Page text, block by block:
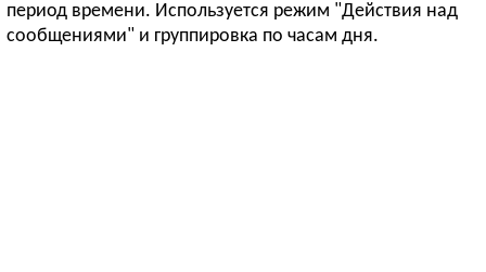
период времени. Используется режим "Действия над
сообщениями" и группировка по часам дня.